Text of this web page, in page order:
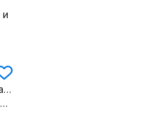
Ежедневный мужской пиджак с двумя пуговицами и классической посадкой